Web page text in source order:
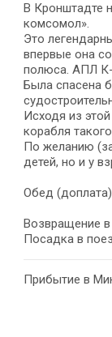
В Кронштадте
комсомол».
Это
впервые она
полюса. АПЛ К-
Была спасена
Исходя из
корабля
По желанию
детей, но и у
Обед
Возвращение
Посадка в
Прибытие в